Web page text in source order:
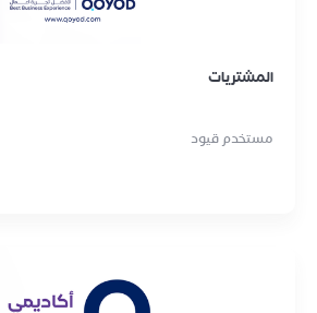
المشتريات
مستخدم قيود